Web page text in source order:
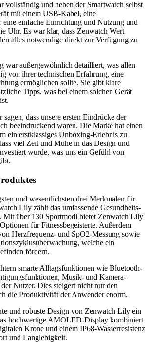
vollständig und neben der Smartwatch selbst
mit einem USB-Kabel, eine
eine einfache Einrichtung und Nutzung und
Uhr. Es war klar, dass Zenwatch Wert
alles notwendige direkt zur Verfügung zu
war außergewöhnlich detailliert, was allen
von ihrer technischen Erfahrung, eine
ermöglichen sollte. Sie gibt klare
Tipps, was bei einem solchen Gerät
dass unsere ersten Eindrücke der
beeindruckend waren. Die Marke hat einen
ein erstklassiges Unboxing-Erlebnis zu
viel Zeit und Mühe in das Design und
wurde, was uns ein Gefühl von
und wesentlichsten drei Merkmalen für
Lily zählt das umfassende Gesundheits-
Mit über 130 Sportmodi bietet Zenwatch Lily
für Fitnessbegeisterte. Außerdem
Herzfrequenz- und SpO2-Messung sowie
welche ein
fördern.
smarte Alltagsfunktionen wie Bluetooth-
Musik- und Kamera-
Nutzer. Dies steigert nicht nur den
die Produktivität der Anwender enorm.
und robuste Design von Zenwatch Lily ein
hochwertige AMOLED-Display kombiniert
Krone und einem IP68-Wasserresistenz
und Langlebigkeit.